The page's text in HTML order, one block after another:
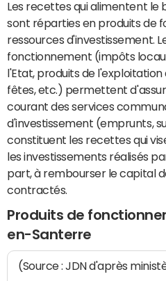
Les recettes qui alimentent le
sont réparties en produits de
ressources d'investissement.
fonctionnement (impôts
l'Etat, produits de l'exploitation
fêtes, etc.) permettent
courant des services
d'investissement (emprunts,
constituent les recettes qui
les investissements réalisés
part, à rembourser le capital
contractés.
Produits de
en-Santerre
(Source : JDN d'après